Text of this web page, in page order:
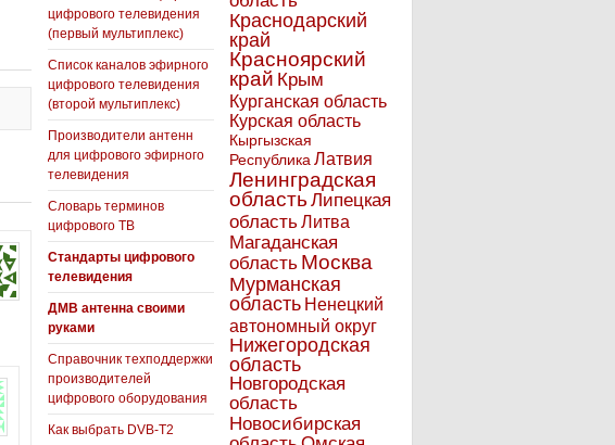
цифрового телевидения
(первый мультиплекс)
Список каналов эфирного
цифрового телевидения
(второй мультиплекс)
Производители антенн
для цифрового эфирного
телевидения
Словарь терминов
цифрового ТВ
Стандарты цифрового
телевидения
ДМВ антенна своими
руками
Справочник техподдержки
производителей
цифрового оборудования
Как выбрать DVB-T2
Краснодарский
край
Красноярский
край Крым
Курганская область
Курская область
Кыргызская
Республика Латвия
Ленинградская
область Липецкая
областьЛитва
Магаданская
область Москва
Мурманская
область Ненецкий
автономный округ
Нижегородская
область
Новгородская
область
Новосибирская